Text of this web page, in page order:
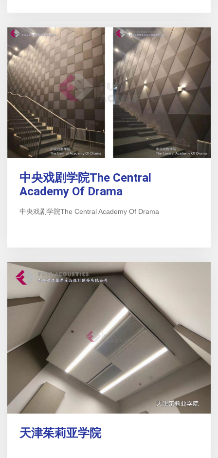
中央戏剧学院The Central
Academy Of Drama
中央戏剧学院The Central Academy Of Drama
天津茱莉亚学院